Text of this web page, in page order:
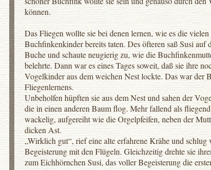
können.
Das Fliegen wollte sie bei denen lernen, wie es die
Buchfinkenkinder bereits taten. Des öfteren saß Susi auf
Buche und schaute neugierig zu, wie die
belehrte. Dann war es eines Tages soweit, daß sie ihre
Vogelkinder aus dem weichen Nest lockte. Das war der
Fliegenlernens.
Unbeholfen hüpften sie aus dem Nest und sahen der
die in einen anderen Baum flog. Mehr fallend als
wackelig, aufgereiht wie die Orgelpfeifen, neben der
dicken Ast.
„Wirklich gut“, rief eine alte erfahrene Krähe und schlug
Begeisterung mit den Flügeln. Gleichzeitig drehte sie
zum Eichhörnchen Susi, das voller Begeisterung die